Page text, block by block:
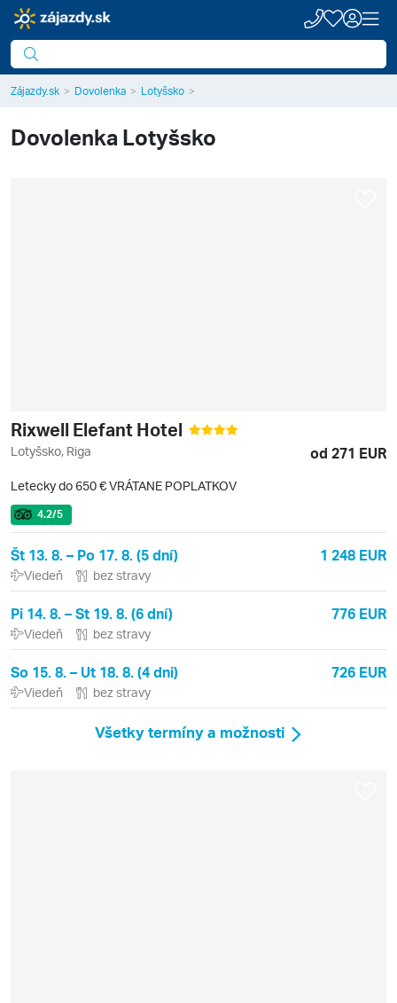
Zájazdy.sk Dovolenka Lotyšsko
Dovolenka Lotyšsko
Rixwell Elefant Hotel
Lotyšsko, Riga od 271 EUR
Letecky do 650 € VRÁTANE POPLATKOV
4.2/5
Št 13. 8. – Po 17. 8. (5 dní) 1 248 EUR
Viedeň bez stravy
Pi 14. 8. – St 19. 8. (6 dní) 776 EUR
Viedeň bez stravy
So 15. 8. – Ut 18. 8. (4 dni) 726 EUR
Viedeň bez stravy
Všetky termíny a možnosti